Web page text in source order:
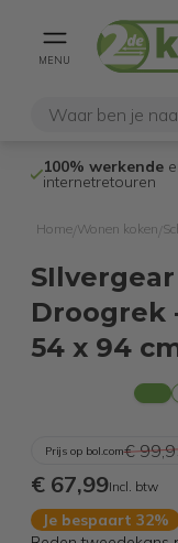
MENU
100% werkende
internetretouren
Home/ Wonen koken
Droogrek
54 x 94
Prijs op bol.com€
€ 67,99Incl. btw
Je bespaart 32%